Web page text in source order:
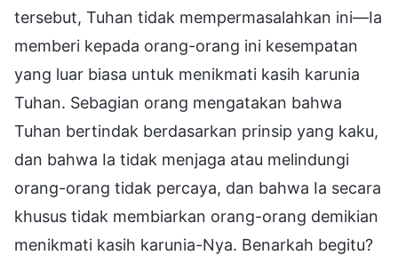
tersebut, Tuhan tidak mempermasalahkan ini—Ia
memberi kepada orang-orang ini kesempatan
yang luar biasa untuk menikmati kasih karunia
Tuhan. Sebagian orang mengatakan bahwa
Tuhan bertindak berdasarkan prinsip yang kaku,
dan bahwa Ia tidak menjaga atau melindungi
orang-orang tidak percaya, dan bahwa Ia secara
khusus tidak membiarkan orang-orang demikian
menikmati kasih karunia-Nya. Benarkah begitu?